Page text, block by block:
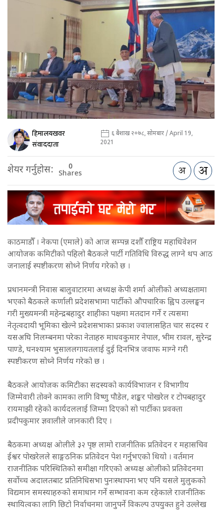
हिमालयखवर
संवाददाता
६ बैशाख २०७८, सोमबार / April 19,
2021
शेयर गर्नुहोस: 0
Shares
काठमाडौँ । नेकपा (एमाले) को आज सम्पन्न दशौँ राष्ट्रिय महाधिवेशन
आयोजक कमिटीको पहिलो बैठकले पार्टी गतिविधि विरुद्ध लाग्ने थप आठ
जनालाई स्पष्टीकरण सोध्ने निर्णय गरेको छ ।
प्रधानमन्त्री निवास बालुवाटारमा अध्यक्ष केपी शर्मा ओलीको अध्यक्षतामा
भएको बैठकले कर्णाली प्रदेशसभामा पार्टीको औपचारिक ह्विप उल्लङ्घन
गरी मुख्यमन्त्री महेन्द्रबहादुर शाहीका पक्षमा मतदान गर्ने र त्यसमा
नेतृत्वदायी भूमिका खेल्ने प्रदेशसभाका प्रकाश ज्वालासहित चार सदस्य र
यसअघि निलम्बनमा परेका नेताहरु माधवकुमार नेपाल, भीम रावल, सुरेन्द्र
पाण्डे, घनश्याम भुसाललगायतलाई दुई दिनभित्र जवाफ माग्ने गरी
स्पष्टीकरण सोध्ने निर्णय गरेको छ ।
बैठकले आयोजक कमिटीका सदस्यको कार्यविभाजन र विभागीय
जिम्मेवारी तोक्ने कामका लागि विष्णु पौडेल, शङ्कर पोखरेल र टोपबहादुर
रायमाझी रहेको कार्यदललाई जिम्मा दिएको सो पार्टीका प्रवक्ता
प्रदीपकुमार ज्ञवालीले जानकारी दिए ।
बैठकमा अध्यक्ष ओलीले ३२ पृष्ठ लामो राजनीतिक प्रतिवेदन र महासचिव
ईश्वर पोखरेलले साङ्गठनिक प्रतिवेदन पेश गर्नुभएको थियो । वर्तमान
राजनीतिक परिस्थितिको समीक्षा गरिएको अध्यक्ष ओलीको प्रतिवेदनमा
सर्वोच्च अदालतबाट प्रतिनिधिसभा पुनःस्थापना भए पनि यसले मुलुकको
विद्यमान समस्याहरुको समाधान गर्ने सम्भावना कम रहेकाले राजनीतिक
स्थायित्वका लागि छिटो निर्वाचनमा जानुपर्ने विकल्प उपयुक्त हुने उल्लेख